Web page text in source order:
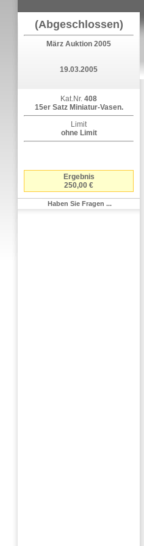
(Abgeschlossen)
März Auktion 2005
19.03.2005
Kat.Nr. 408
15er Satz Miniatur-Vasen.
Limit
ohne Limit
Ergebnis
250,00 €
Haben Sie Fragen ...